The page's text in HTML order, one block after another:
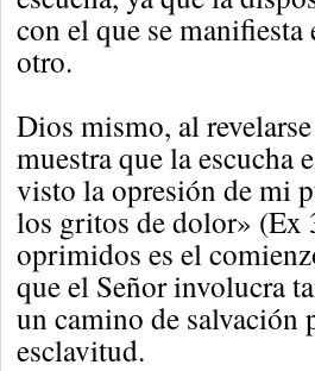
con el que se
otro.
Dios mismo, al
muestra que la escucha
visto la opresión de mi
los gritos de dolor» (Ex
oprimidos es el
que el Señor involucra
un camino de salvación
esclavitud.